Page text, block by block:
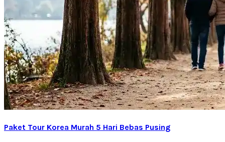
Paket Tour Korea Murah 5 Hari Bebas Pusing